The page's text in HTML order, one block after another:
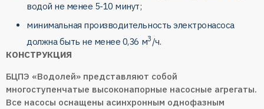
водой не менее 5-10 минут;
минимальная производительность электронасоса
должна быть не менее 0,36 м3/ч.
КОНСТРУКЦИЯ
БЦПЭ «Водолей» представляют собой
многоступенчатые высоконапорные насосные агрегаты.
Все насосы оснащены асинхронным однофазным